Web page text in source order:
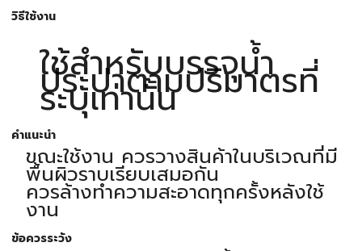
วิธีใช้งาน
ใช้สำหรับบรรจุน้ำ
ประปาตามปริมาตรที่
ระบุเท่านั้น
คำแนะนำ
ขณะใช้งาน ควรวางสินค้าในบริเวณที่มี
พื้นผิวราบเรียบเสมอกัน
ควรล้างทำความสะอาดทุกครั้งหลังใช้
งาน
ข้อควรระวัง